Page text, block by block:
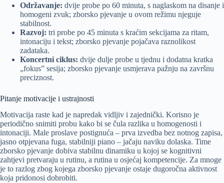
Održavanje: dvije probe po 60 minuta, s naglaskom na disanje i
homogeni zvuk; zborsko pjevanje u ovom režimu njeguje
stabilnost.
Razvoj: tri probe po 45 minuta s kraćim sekcijama za ritam,
intonaciju i tekst; zborsko pjevanje pojačava raznolikost
zadataka.
Koncertni ciklus: dvije dulje probe u tjednu i dodatna kratka
„fokus” sesija; zborsko pjevanje usmjerava pažnju na završnu
preciznost.
Pitanje motivacije i ustrajnosti
Motivacija raste kad je napredak vidljiv i zajednički. Korisno je
periodično snimiti probu kako bi se čula razlika u homogenosti i
intonaciji. Male proslave postignuća – prva izvedba bez notnog zapisa,
jasno otpjevana fuga, stabilniji piano – jačaju naviku dolaska. Time
zborsko pjevanje dobiva stabilnu dinamiku u kojoj se kognitivni
zahtjevi pretvaraju u rutinu, a rutina u osjećaj kompetencije. Za mnoge
je to razlog zbog kojega zborsko pjevanje ostaje dugoročna aktivnost
koja pridonosi dobrobiti.